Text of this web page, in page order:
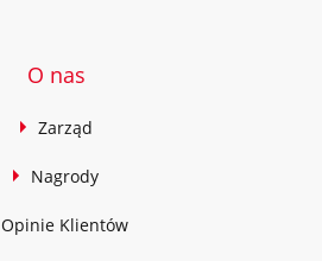
O nas
Zarząd
Nagrody
Opinie Klientów